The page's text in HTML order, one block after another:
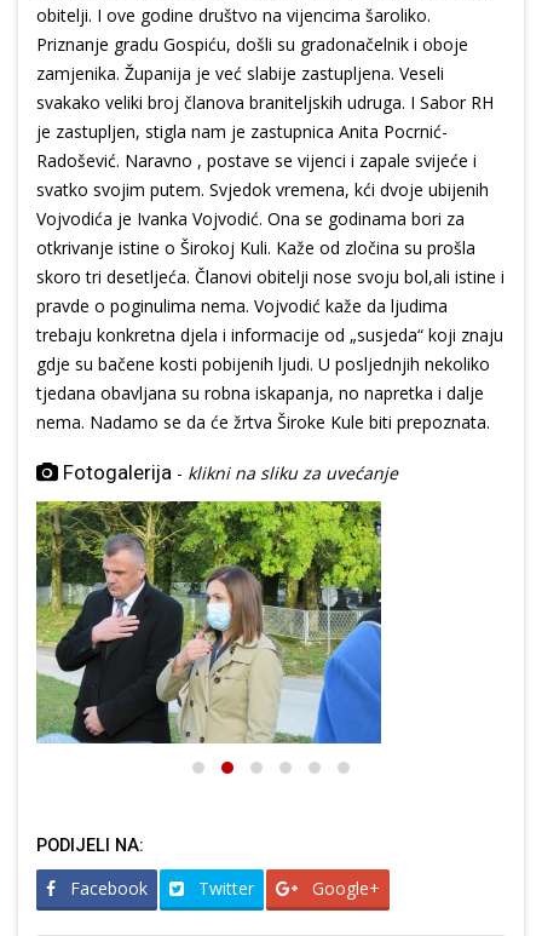
obitelji. I ove godine društvo na vijencima šaroliko.
Priznanje gradu Gospiću, došli su gradonačelnik i oboje
zamjenika. Županija je već slabije zastupljena. Veseli
svakako veliki broj članova braniteljskih udruga. I Sabor RH
je zastupljen, stigla nam je zastupnica Anita Pocrnić-
Radošević. Naravno , postave se vijenci i zapale svijeće i
svatko svojim putem. Svjedok vremena, kći dvoje ubijenih
Vojvodića je Ivanka Vojvodić. Ona se godinama bori za
otkrivanje istine o Širokoj Kuli. Kaže od zločina su prošla
skoro tri desetljeća. Članovi obitelji nose svoju bol,ali istine i
pravde o poginulima nema. Vojvodić kaže da ljudima
trebaju konkretna djela i informacije od „susjeda“ koji znaju
gdje su bačene kosti pobijenih ljudi. U posljednjih nekoliko
tjedana obavljana su robna iskapanja, no napretka i dalje
nema. Nadamo se da će žrtva Široke Kule biti prepoznata.
Fotogalerija - klikni na sliku za uvećanje
PODIJELI NA:
Facebook Twitter Google+